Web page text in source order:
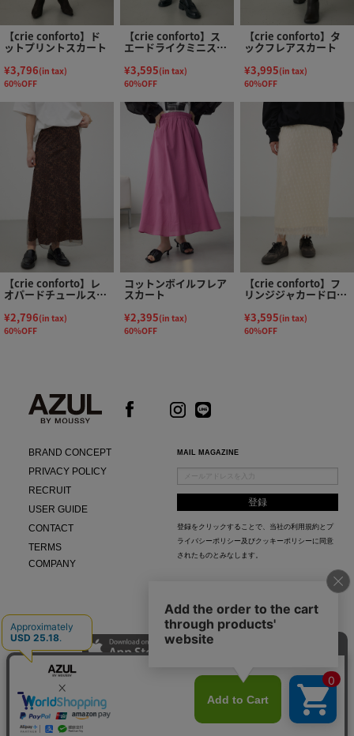
【crie conforto】ド
ットプリントスカート
¥3,796(in tax)
60%OFF
【crie conforto】ス
エードライクミニスカ
¥3,595(in tax)
60%OFF
【crie conforto】タ
ックフレアスカート
¥3,995(in tax)
60%OFF
【crie conforto】レ
オパードチュールスカ
ート
¥2,796(in tax)
60%OFF
コットンボイルフレア
スカート
¥2,395(in tax)
60%OFF
【crie conforto】フ
リンジジャカードロン
グスカート
¥3,595(in tax)
60%OFF
BRAND CONCEPT
PRIVACY POLICY
RECRUIT
USER GUIDE
CONTACT
TERMS
COMPANY
MAIL MAGAZINE
登録をクリックすることで、当社の利用規約と プ
ライバシーポリシー及びクッキーポリシー に同意
されたものとみなします。
AZUL APP
最新ニュースやスタイリング紹介までAZUL BY MOUSSYのお得な情報がいち早くチェック